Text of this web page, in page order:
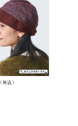
（税込）